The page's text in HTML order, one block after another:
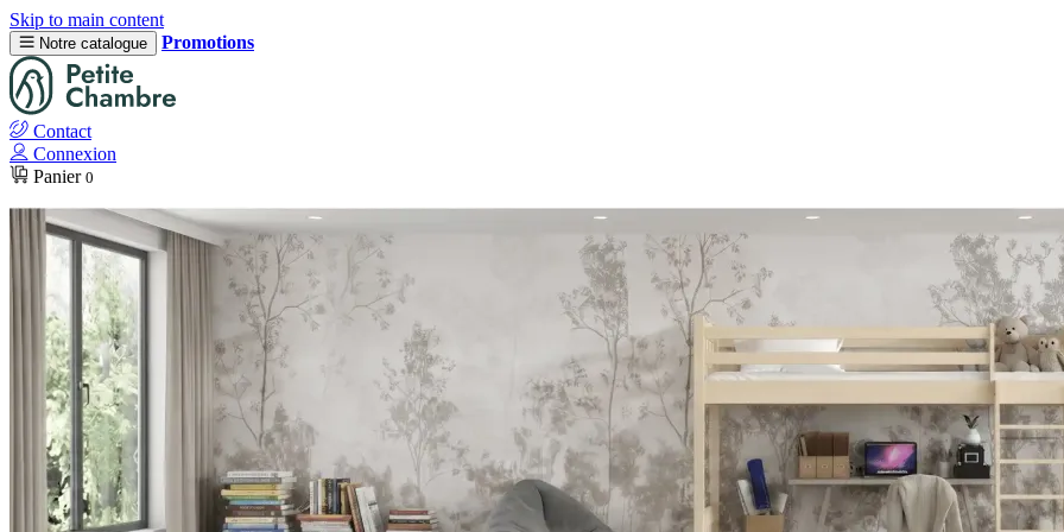
Skip to main content
Notre catalogue Promotions
Contact
Connexion
Panier 0